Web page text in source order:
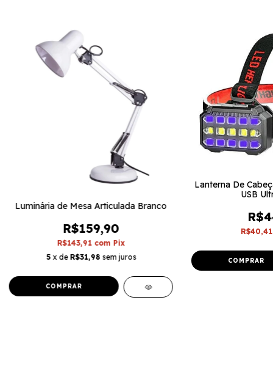
Luminária de Mesa Articulada Branco
R$159,90
R$143,91 com Pix
5 x de R$31,98 sem juros
Lanterna De
USB